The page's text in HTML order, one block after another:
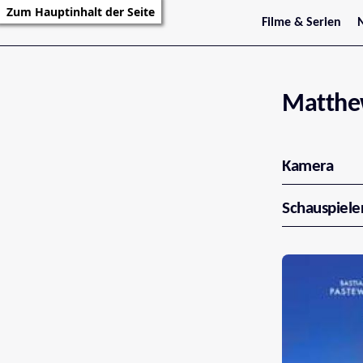
Zum Hauptinhalt der Seite
Filme & Serien
Trailer
Serienarchiv
Kamera